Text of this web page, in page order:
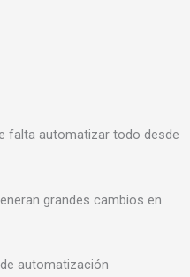
falta automatizar todo desde
grandes cambios en
automatización